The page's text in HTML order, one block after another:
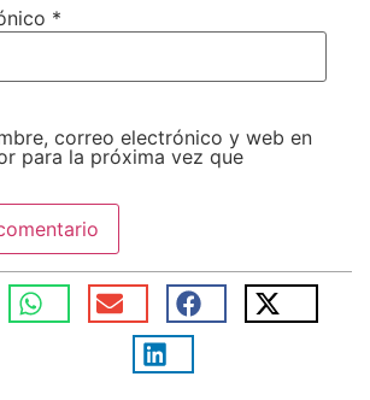
*
correo electrónico y web en
para la próxima vez que